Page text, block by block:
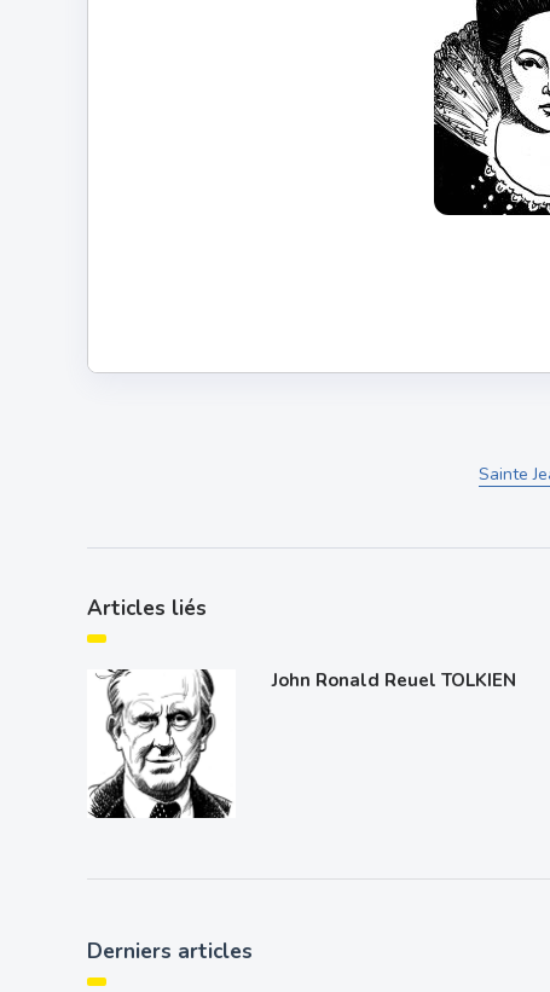
Sainte
Articles liés
John Ronald Reuel TOLKIEN
Derniers articles